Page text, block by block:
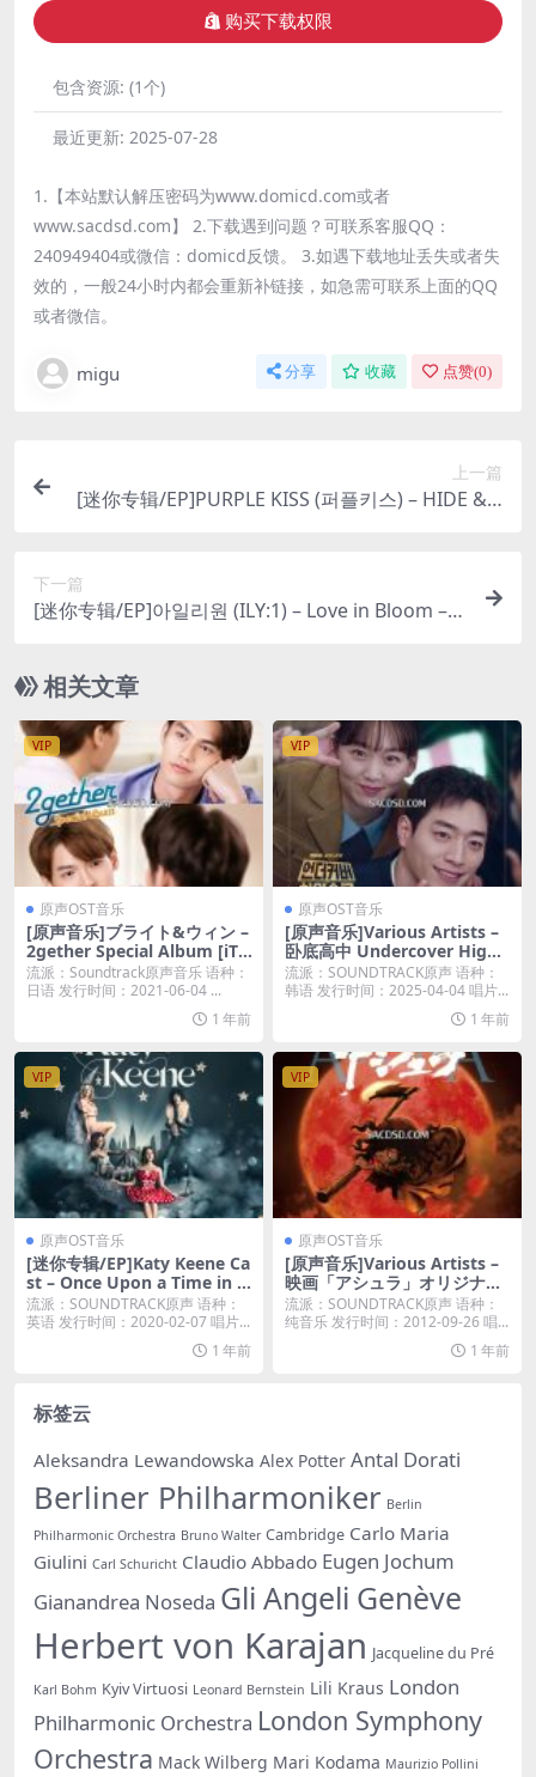
购买下载权限
包含资源: (1个)
最近更新: 2025-07-28
1.【本站默认解压密码为www.domicd.com或者
www.sacdsd.com】 2.下载遇到问题？可联系客服QQ：
240949404或微信：domicd反馈。 3.如遇下载地址丢失或者失
效的，一般24小时内都会重新补链接，如急需可联系上面的QQ
或者微信。
migu 分享 收藏 点赞(0)
上一篇
[迷你专辑/EP]PURPLE KISS (퍼플키스) – HIDE & S
下一篇
[迷你专辑/EP]아일리원 (ILY:1) – Love in Bloom – E
相关文章
VIP
原声OST音乐
[原声音乐]ブライト&ウィン –
2gether Special Album [iTu
nes Plus M4A]
流派：Soundtrack原声音乐 语种：
日语 发行时间：2021-06-04 ...
1 年前
VIP
原声OST音乐
[原声音乐]Various Artists –
卧底高中 Undercover High
School (Original Soundtrac
k) (2025) [iTunes Plus M4A]
流派：SOUNDTRACK原声 语种：
韩语 发行时间：2025-04-04 唱片...
1 年前
VIP
原声OST音乐
[迷你专辑/EP]Katy Keene Ca
st – Once Upon a Time in N
ew York (From Katy Keene:
Season 1) – EP [iTunes Plus
流派：SOUNDTRACK原声 语种：
英语 发行时间：2020-02-07 唱片...
1 年前
VIP
原声OST音乐
[原声音乐]Various Artists –
映画「アシュラ」オリジナル
サウンドトラック (Original S
oundtrack) [iTunes Plus AA
流派：SOUNDTRACK原声 语种：
纯音乐 发行时间：2012-09-26 唱...
1 年前
标签云
Aleksandra Lewandowska Alex Potter Antal Dorati
Berliner Philharmoniker Berlin
Philharmonic Orchestra Bruno Walter Cambridge Carlo Maria
Giulini Carl Schuricht Claudio Abbado Eugen Jochum
Gianandrea Noseda Gli Angeli Genève
Herbert von Karajan Jacqueline du Pré
Karl Bohm Kyiv Virtuosi Leonard Bernstein Lili Kraus London
Philharmonic Orchestra London Symphony
Orchestra Mack Wilberg Mari Kodama Maurizio Pollini